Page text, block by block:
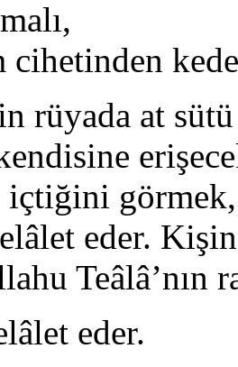
cihetinden
rüyada at
içtiğini
eder.
Teâlâ’nın
eder.